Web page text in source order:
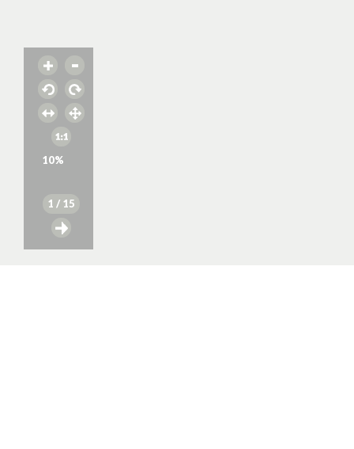
10%
1 / 15